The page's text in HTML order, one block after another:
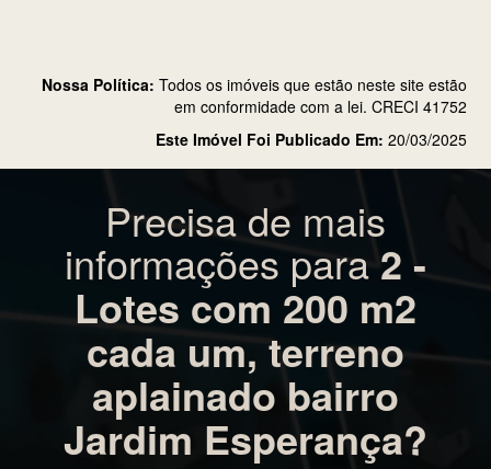
Nossa Política: Todos os imóveis que estão neste site estão
em conformidade com a lei. CRECI 41752
Este Imóvel Foi Publicado Em: 20/03/2025
Precisa de mais
informações para2 -
Lotes com 200 m2
cada um, terreno
aplainado bairro
Jardim Esperança?